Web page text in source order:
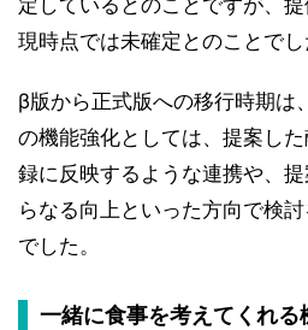
定しているとのことですが、
現時点では未確定とのことでし
β版から正式版への移行時期は
の機能強化としては、提案し
録に反映するような連携や、
らなる向上といった方向で検
でした。
一緒に食事を考えてくれ